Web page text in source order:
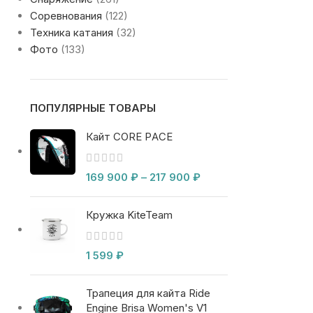
Соревнования (122)
Техника катания (32)
Фото (133)
ПОПУЛЯРНЫЕ ТОВАРЫ
Кайт CORE PACE
169 900 ₽ – 217 900 ₽
Кружка KiteTeam
1 599 ₽
Трапеция для кайта Ride
Engine Brisa Women's V1